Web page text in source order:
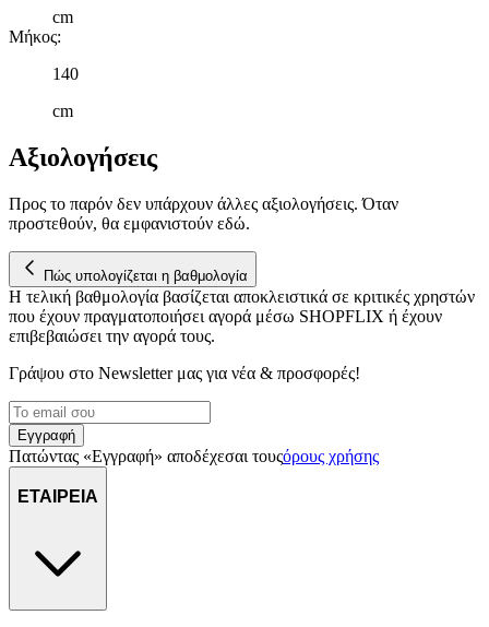
cm
Μήκος:
140
cm
Αξιολογήσεις
Προς το παρόν δεν υπάρχουν άλλες αξιολογήσεις. Όταν
προστεθούν, θα εμφανιστούν εδώ.
Πώς υπολογίζεται η βαθμολογία
Η τελική βαθμολογία βασίζεται αποκλειστικά σε κριτικές χρηστών
που έχουν πραγματοποιήσει αγορά μέσω SHOPFLIX ή έχουν
επιβεβαιώσει την αγορά τους.
Γράψου στο Νewsletter μας για νέα & προσφορές!
Εγγραφή
Πατώντας «Εγγραφή» αποδέχεσαι τουςόρους χρήσης
ΕΤΑΙΡΕΙΑ